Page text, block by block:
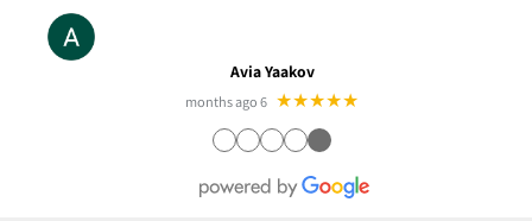
Avia Yaakov
★★★★★
6 months ago
●
●
●
●
●